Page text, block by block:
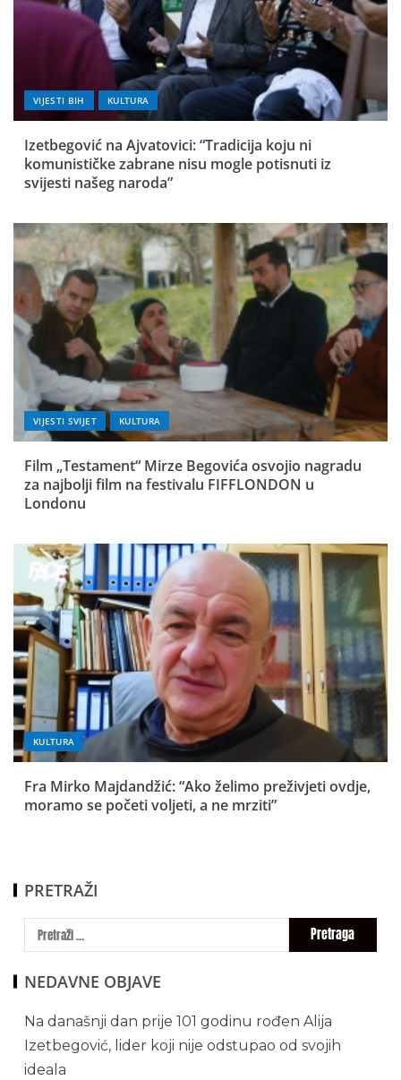
VIJESTI BIH KULTURA
Izetbegović na Ajvatovici: “Tradicija koju ni
komunističke zabrane nisu mogle potisnuti iz
svijesti našeg naroda”
VIJESTI SVIJET KULTURA
Film „Testament“ Mirze Begovića osvojio nagradu
za najbolji film na festivalu FIFFLONDON u
Londonu
KULTURA
Fra Mirko Majdandžić: “Ako želimo preživjeti ovdje,
moramo se početi voljeti, a ne mrziti”
PRETRAŽI
NEDAVNE OBJAVE
Na današnji dan prije 101 godinu rođen Alija
Izetbegović, lider koji nije odstupao od svojih
ideala